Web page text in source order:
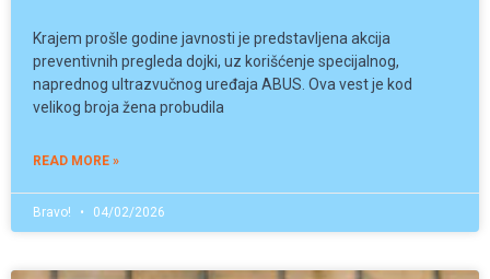
Krajem prošle godine javnosti je predstavljena akcija
preventivnih pregleda dojki, uz korišćenje specijalnog,
naprednog ultrazvučnog uređaja ABUS. Ova vest je kod
velikog broja žena probudila
READ MORE »
Bravo! 04/02/2026